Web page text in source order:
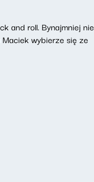
and roll. Bynajmniej nie
wybierze się ze